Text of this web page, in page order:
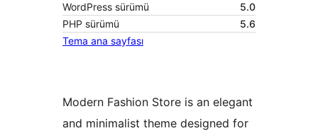
WordPress sürümü
5.0
PHP sürümü
5.6
Tema ana sayfası
Modern Fashion Store is an elegant
and minimalist theme designed for